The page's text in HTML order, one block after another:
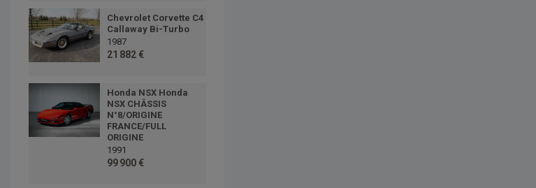
Chevrolet Corvette C4
Callaway Bi-Turbo
1987
21 882 €
Honda NSX Honda
NSX CHÂSSIS
N°8/ORIGINE
FRANCE/FULL
ORIGINE
1991
99 900 €